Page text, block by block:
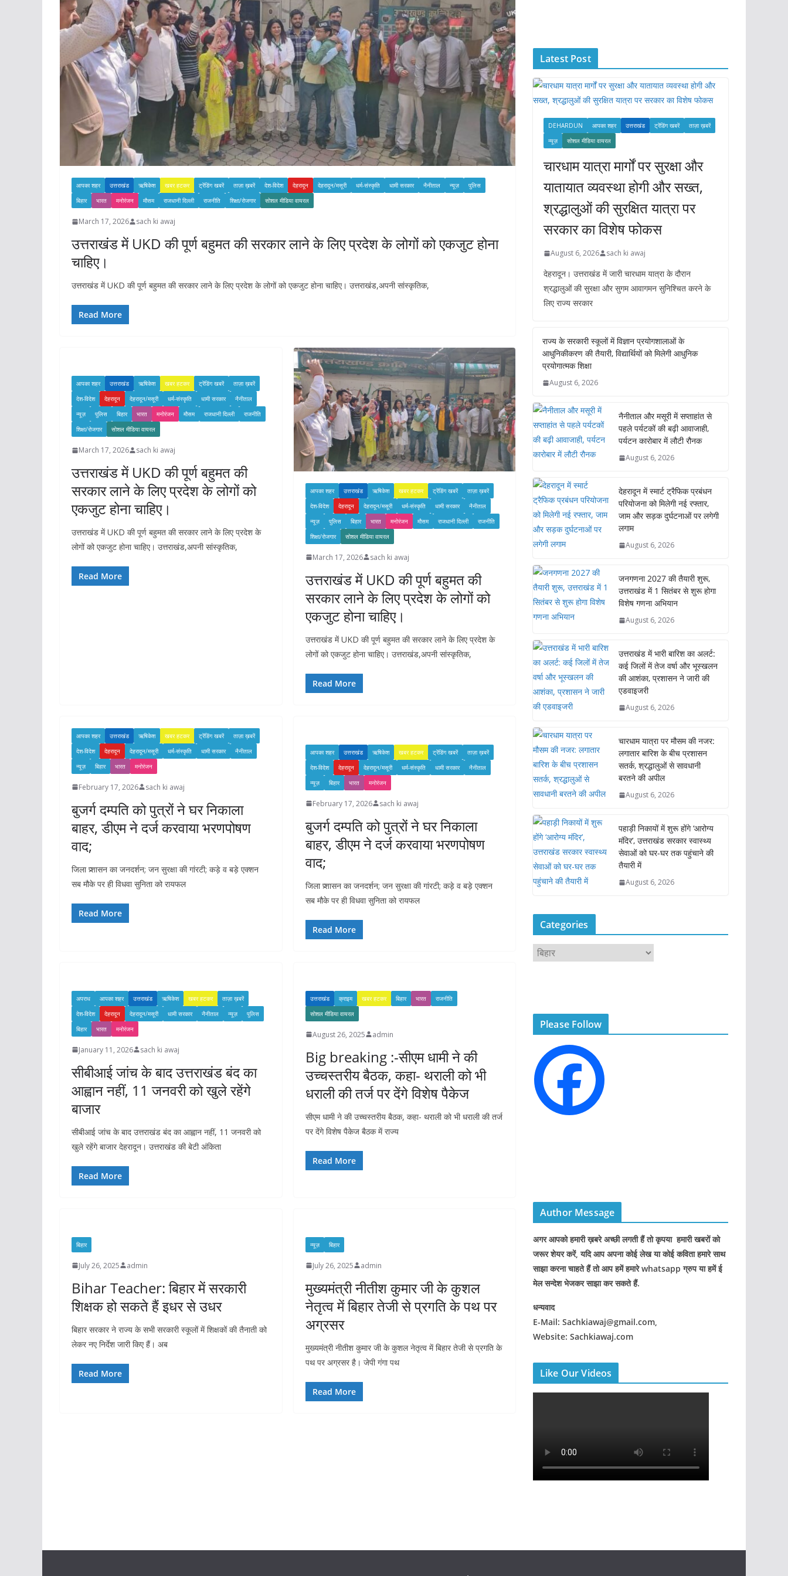
आपका शहर उत्तराखंड ऋषिकेश खबर हटकर ट्रेंडिंग खबरें ताज़ा ख़बरें देश-विदेश देहरादून देहरादून/मसूरी धर्म-संस्कृति धामी सरकार नैनीताल न्यूज़
पुलिस
बिहार
भारत मनोरंजन मौसम राजधानी दिल्ली राजनीति शिक्षा/रोजगार सोशल मीडिया वायरल
March 17, 2026 sach ki awaj
उत्तराखंड में UKD की पूर्ण बहुमत की सरकार लाने के लिए प्रदेश के लोगों को एकजुट होना
चाहिए।
उत्तराखंड में UKD की पूर्ण बहुमत की सरकार लाने के लिए प्रदेश के लोगों को एकजुट होना चाहिए। उत्तराखंड,अपनी सांस्कृतिक,
Read More
आपका शहर उत्तराखंड ऋषिकेश खबर हटकर ट्रेंडिंग खबरें
ताज़ा ख़बरें
देश-विदेश
देहरादून देहरादून/मसूरी धर्म-संस्कृति धामी सरकार
नैनीताल
न्यूज़
पुलिस बिहार भारत मनोरंजन मौसम राजधानी दिल्ली
राजनीति
शिक्षा/रोजगार
सोशल मीडिया वायरल
March 17, 2026 sach ki awaj
उत्तराखंड में UKD की पूर्ण बहुमत की
सरकार लाने के लिए प्रदेश के लोगों को
एकजुट होना चाहिए।
उत्तराखंड में UKD की पूर्ण बहुमत की सरकार लाने के लिए प्रदेश के
लोगों को एकजुट होना चाहिए। उत्तराखंड,अपनी सांस्कृतिक,
Read More
आपका शहर उत्तराखंड ऋषिकेश खबर हटकर ट्रेंडिंग खबरें
ताज़ा ख़बरें
देश-विदेश
देहरादून देहरादून/मसूरी धर्म-संस्कृति धामी सरकार
नैनीताल
न्यूज़
पुलिस बिहार भारत मनोरंजन मौसम राजधानी दिल्ली
राजनीति
शिक्षा/रोजगार
सोशल मीडिया वायरल
March 17, 2026 sach ki awaj
उत्तराखंड में UKD की पूर्ण बहुमत की
सरकार लाने के लिए प्रदेश के लोगों को
एकजुट होना चाहिए।
उत्तराखंड में UKD की पूर्ण बहुमत की सरकार लाने के लिए प्रदेश के
लोगों को एकजुट होना चाहिए। उत्तराखंड,अपनी सांस्कृतिक,
Read More
आपका शहर उत्तराखंड ऋषिकेश खबर हटकर ट्रेंडिंग खबरें
ताज़ा ख़बरें
देश-विदेश
देहरादून देहरादून/मसूरी धर्म-संस्कृति धामी सरकार
नैनीताल
न्यूज़
बिहार भारत मनोरंजन
February 17, 2026 sach ki awaj
बुजर्ग दम्पति को पुत्रों ने घर निकाला
बाहर, डीएम ने दर्ज करवाया भरणपोषण
वाद;
जिला प्र्शासन का जनदर्शन; जन सुरक्षा की गांरटी; कड़े व बड़े एक्शन
सब मौके पर ही विधवा सुनिता को रायफल
Read More
आपका शहर उत्तराखंड ऋषिकेश खबर हटकर ट्रेंडिंग खबरें
ताज़ा ख़बरें
देश-विदेश
देहरादून देहरादून/मसूरी धर्म-संस्कृति धामी सरकार
नैनीताल
न्यूज़
बिहार भारत मनोरंजन
February 17, 2026 sach ki awaj
बुजर्ग दम्पति को पुत्रों ने घर निकाला
बाहर, डीएम ने दर्ज करवाया भरणपोषण
वाद;
जिला प्र्शासन का जनदर्शन; जन सुरक्षा की गांरटी; कड़े व बड़े एक्शन
सब मौके पर ही विधवा सुनिता को रायफल
Read More
अपराध आपका शहर उत्तराखंड ऋषिकेश खबर हटकर
ताज़ा ख़बरें
देश-विदेश
देहरादून देहरादून/मसूरी धामी सरकार नैनीताल न्यूज़
पुलिस
बिहार
भारत मनोरंजन
January 11, 2026 sach ki awaj
सीबीआई जांच के बाद उत्तराखंड बंद का
आह्वान नहीं, 11 जनवरी को खुले रहेंगे
बाजार
सीबीआई जांच के बाद उत्तराखंड बंद का आह्वान नहीं, 11 जनवरी को
खुले रहेंगे बाजार देहरादून। उत्तराखंड की बेटी अंकिता
Read More
उत्तराखंड क्राइम खबर हटकर बिहार भारत
राजनीति
सोशल मीडिया वायरल
August 26, 2025 admin
Big breaking :-सीएम धामी ने की
उच्चस्तरीय बैठक, कहा- थराली को भी
धराली की तर्ज पर देंगे विशेष पैकेज
सीएम धामी ने की उच्चस्तरीय बैठक, कहा- थराली को भी धराली की तर्ज
पर देंगे विशेष पैकेज बैठक में राज्य
Read More
बिहार
July 26, 2025 admin
Bihar Teacher: बिहार में सरकारी
शिक्षक हो सकते हैं इधर से उधर
बिहार सरकार ने राज्य के सभी सरकारी स्कूलों में शिक्षकों की तैनाती को
लेकर नए निर्देश जारी किए हैं। अब
Read More
न्यूज़ बिहार
July 26, 2025 admin
मुख्यमंत्री नीतीश कुमार जी के कुशल
नेतृत्व में बिहार तेजी से प्रगति के पथ पर
अग्रसर
मुख्यमंत्री नीतीश कुमार जी के कुशल नेतृत्व में बिहार तेजी से प्रगति के
पथ पर अग्रसर है। जेपी गंगा पथ
Read More
e
s
Latest Post
DEHARDUN आपका शहर उत्तराखंड ट्रेंडिंग खबरें
ताज़ा ख़बरें
न्यूज़
सोशल मीडिया वायरल
चारधाम यात्रा मार्गों पर सुरक्षा और
यातायात व्यवस्था होगी और सख्त,
श्रद्धालुओं की सुरक्षित यात्रा पर
सरकार का विशेष फोकस
August 6, 2026 sach ki awaj
देहरादून। उत्तराखंड में जारी चारधाम यात्रा के दौरान
श्रद्धालुओं की सुरक्षा और सुगम आवागमन सुनिश्चित करने के
लिए राज्य सरकार
राज्य के सरकारी स्कूलों में विज्ञान प्रयोगशालाओं के
आधुनिकीकरण की तैयारी, विद्यार्थियों को मिलेगी आधुनिक
प्रयोगात्मक शिक्षा
August 6, 2026
नैनीताल और मसूरी में सप्ताहांत से
पहले पर्यटकों की बढ़ी आवाजाही,
पर्यटन कारोबार में लौटी रौनक
August 6, 2026
देहरादून में स्मार्ट ट्रैफिक प्रबंधन
परियोजना को मिलेगी नई रफ्तार,
जाम और सड़क दुर्घटनाओं पर लगेगी
लगाम
August 6, 2026
जनगणना 2027 की तैयारी शुरू,
उत्तराखंड में 1 सितंबर से शुरू होगा
विशेष गणना अभियान
August 6, 2026
उत्तराखंड में भारी बारिश का अलर्ट:
कई जिलों में तेज वर्षा और भूस्खलन
की आशंका, प्रशासन ने जारी की
एडवाइजरी
August 6, 2026
चारधाम यात्रा पर मौसम की नजर:
लगातार बारिश के बीच प्रशासन
सतर्क, श्रद्धालुओं से सावधानी
बरतने की अपील
August 6, 2026
पहाड़ी निकायों में शुरू होंगे ‘आरोग्य
मंदिर’, उत्तराखंड सरकार स्वास्थ्य
सेवाओं को घर-घर तक पहुंचाने की
तैयारी में
August 6, 2026
Categories
C
a
r
e
s
Please Follow
Author Message
अगर आपको हमारी ख़बरे अच्छी लगती हैं तो कृपया हमारी खबरों को
जरूर शेयर करें, यदि आप अपना कोई लेख या कोई कविता हमारे साथ
साझा करना चाहते हैं तो आप हमें हमारे whatsapp ग्रुप या हमें ई
मेल सन्देश भेजकर साझा कर सकते हैं.
धन्यवाद
E-Mail: Sachkiawaj@gmail.com,
Website: Sachkiawaj.com
Like Our Videos